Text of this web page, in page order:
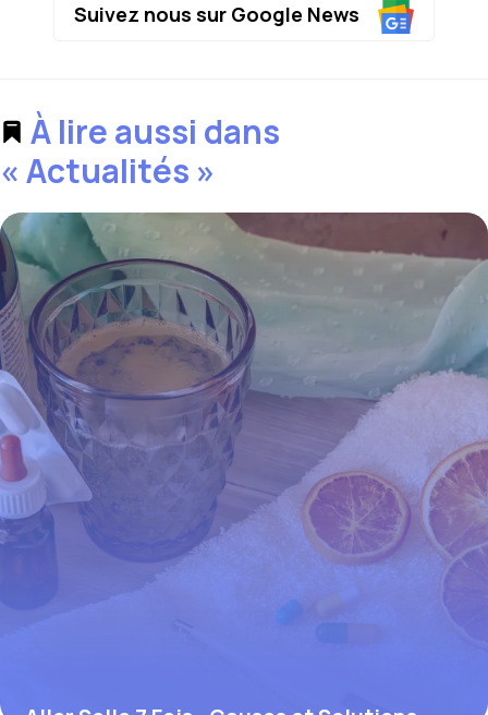
Suivez nous sur Google News
À lire aussi dans
« Actualités »